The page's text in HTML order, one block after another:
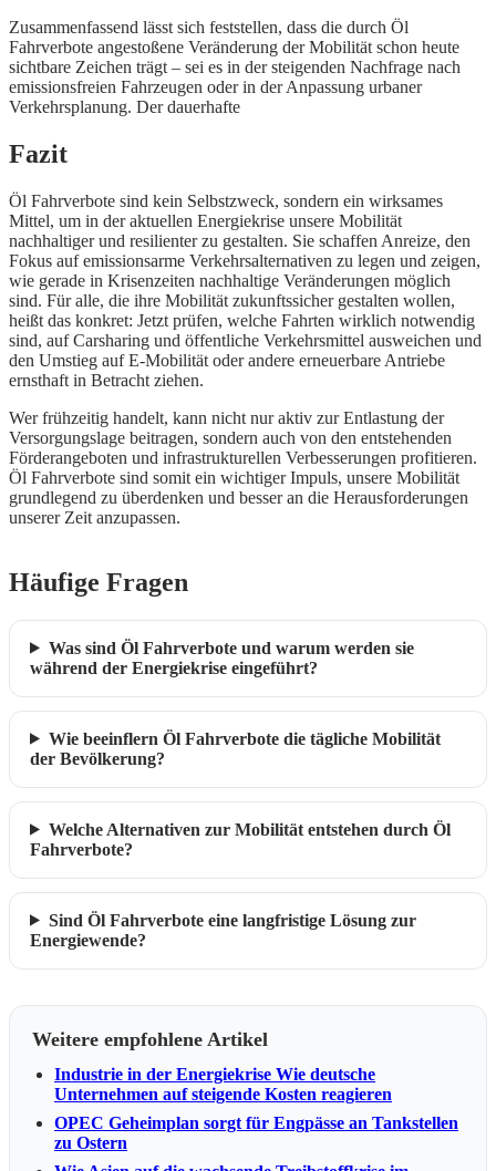
Zusammenfassend lässt sich feststellen, dass die durch Öl
Fahrverbote angestoßene Veränderung der Mobilität schon heute
sichtbare Zeichen trägt – sei es in der steigenden Nachfrage nach
emissionsfreien Fahrzeugen oder in der Anpassung urbaner
Verkehrsplanung. Der dauerhafte
Fazit
Öl Fahrverbote sind kein Selbstzweck, sondern ein wirksames
Mittel, um in der aktuellen Energiekrise unsere Mobilität
nachhaltiger und resilienter zu gestalten. Sie schaffen Anreize, den
Fokus auf emissionsarme Verkehrsalternativen zu legen und zeigen,
wie gerade in Krisenzeiten nachhaltige Veränderungen möglich
sind. Für alle, die ihre Mobilität zukunftssicher gestalten wollen,
heißt das konkret: Jetzt prüfen, welche Fahrten wirklich notwendig
sind, auf Carsharing und öffentliche Verkehrsmittel ausweichen und
den Umstieg auf E-Mobilität oder andere erneuerbare Antriebe
ernsthaft in Betracht ziehen.
Wer frühzeitig handelt, kann nicht nur aktiv zur Entlastung der
Versorgungslage beitragen, sondern auch von den entstehenden
Förderangeboten und infrastrukturellen Verbesserungen profitieren.
Öl Fahrverbote sind somit ein wichtiger Impuls, unsere Mobilität
grundlegend zu überdenken und besser an die Herausforderungen
unserer Zeit anzupassen.
Häufige Fragen
Was sind Öl Fahrverbote und warum werden sie
während der Energiekrise eingeführt?
Wie beeinflern Öl Fahrverbote die tägliche Mobilität
der Bevölkerung?
Welche Alternativen zur Mobilität entstehen durch Öl
Fahrverbote?
Sind Öl Fahrverbote eine langfristige Lösung zur
Energiewende?
Weitere empfohlene Artikel
Industrie in der Energiekrise Wie deutsche
Unternehmen auf steigende Kosten reagieren
OPEC Geheimplan sorgt für Engpässe an Tankstellen
zu Ostern